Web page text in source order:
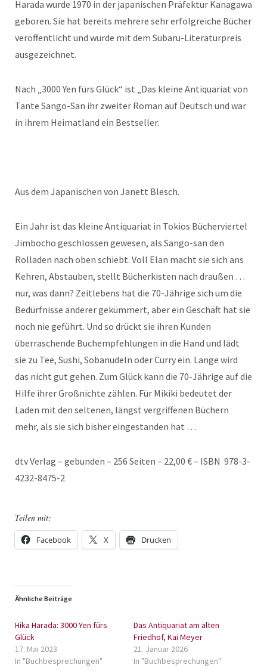
Harada wurde 1970 in der japanischen Präfektur Kanagawa
geboren. Sie hat bereits mehrere sehr erfolgreiche Bücher
veröffentlicht und wurde mit dem Subaru-Literaturpreis
ausgezeichnet.
Nach „3000 Yen fürs Glück“ ist „Das kleine Antiquariat von
Tante Sango-San ihr zweiter Roman auf Deutsch und war
in ihrem Heimatland ein Bestseller.
Aus dem Japanischen von Janett Blesch.
Ein Jahr ist das kleine Antiquariat in Tokios Bücherviertel
Jimbocho geschlossen gewesen, als Sango-san den
Rolladen nach oben schiebt. Voll Elan macht sie sich ans
Kehren, Abstauben, stellt Bücherkisten nach draußen …
nur, was dann? Zeitlebens hat die 70-Jährige sich um die
Bedürfnisse anderer gekümmert, aber ein Geschäft hat sie
noch nie geführt. Und so drückt sie ihren Kunden
überraschende Buchempfehlungen in die Hand und lädt
sie zu Tee, Sushi, Sobanudeln oder Curry ein. Lange wird
das nicht gut gehen. Zum Glück kann die 70-Jährige auf die
Hilfe ihrer Großnichte zählen. Für Mikiki bedeutet der
Laden mit den seltenen, längst vergriffenen Büchern
mehr, als sie sich bisher eingestanden hat …
dtv Verlag – gebunden – 256 Seiten – 22,00 € – ISBN 978-3-
4232-8475-2
Teilen mit:
Facebook X Drucken
Ähnliche Beiträge
Hika Harada: 3000 Yen fürs
Glück
17. Mai 2023
In "Buchbesprechungen"
Das Antiquariat am alten
Friedhof, Kai Meyer
21. Januar 2026
In "Buchbesprechungen"